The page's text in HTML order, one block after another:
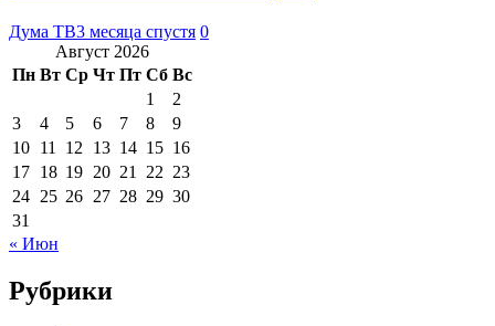
Дума ТВ3 месяца спустя 0
Август 2026
Пн Вт Ср Чт Пт Сб Вс
1
2
3
4 5 6 7 8
9
10 11 12 13 14 15 16
17 18 19 20 21 22 23
24 25 26 27 28 29 30
31
« Июн
Рубрики